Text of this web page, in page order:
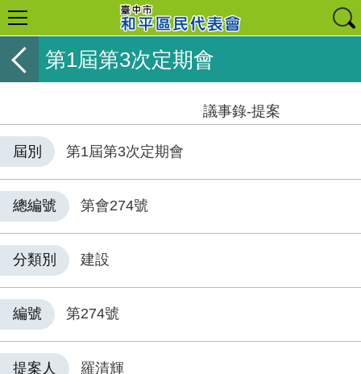
第1屆第3次定期會
議事錄-提案
屆別 第1屆第3次定期會
總編號 第會274號
分類別 建設
編號 第274號
提案人 羅清輝